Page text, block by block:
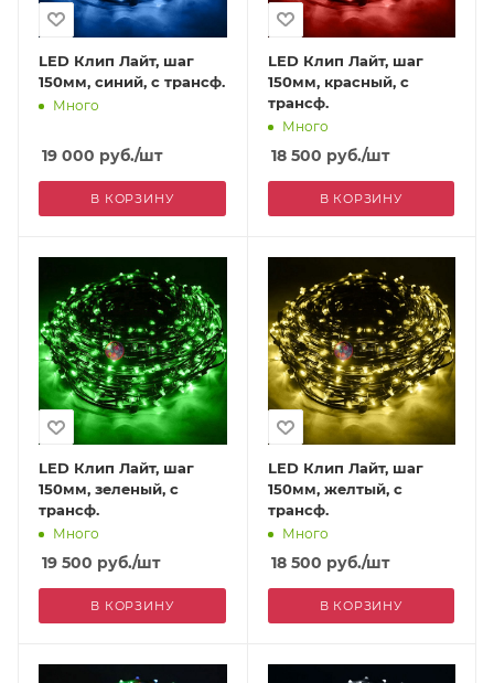
LED Клип Лайт, шаг
150мм, синий, с трансф.
Много
19 000 руб./шт
В КОРЗИНУ
LED Клип Лайт, шаг
150мм, красный, с
трансф.
Много
18 500 руб./шт
В КОРЗИНУ
LED Клип Лайт, шаг
150мм, зеленый, с
трансф.
Много
19 500 руб./шт
В КОРЗИНУ
LED Клип Лайт, шаг
150мм, желтый, с
трансф.
Много
18 500 руб./шт
В КОРЗИНУ